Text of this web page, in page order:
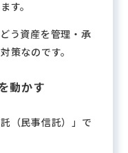
す。
う資産を管理・承
策なのです。
動かす
（民事信託）」で